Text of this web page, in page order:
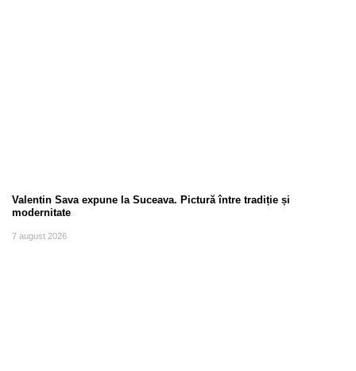
Valentin Sava expune la Suceava. Pictură între tradiție și
modernitate
7 august 2026